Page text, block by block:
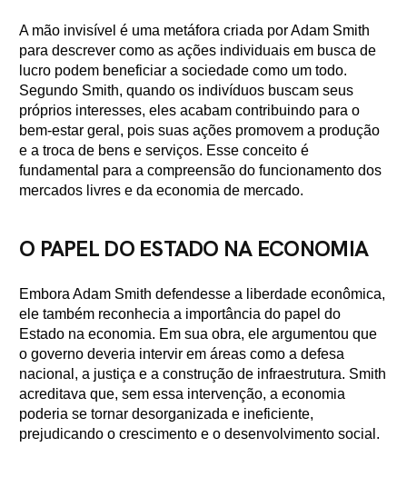
A mão invisível é uma metáfora criada por Adam Smith
para descrever como as ações individuais em busca de
lucro podem beneficiar a sociedade como um todo.
Segundo Smith, quando os indivíduos buscam seus
próprios interesses, eles acabam contribuindo para o
bem-estar geral, pois suas ações promovem a produção
e a troca de bens e serviços. Esse conceito é
fundamental para a compreensão do funcionamento dos
mercados livres e da economia de mercado.
O PAPEL DO ESTADO NA ECONOMIA
Embora Adam Smith defendesse a liberdade econômica,
ele também reconhecia a importância do papel do
Estado na economia. Em sua obra, ele argumentou que
o governo deveria intervir em áreas como a defesa
nacional, a justiça e a construção de infraestrutura. Smith
acreditava que, sem essa intervenção, a economia
poderia se tornar desorganizada e ineficiente,
prejudicando o crescimento e o desenvolvimento social.